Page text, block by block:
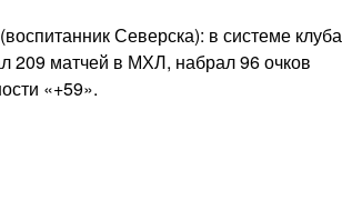
Северска): в системе клуба
209 матчей в МХЛ, набрал 96 очков
«+59».